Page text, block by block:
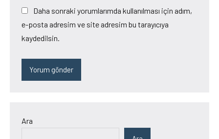
Daha sonraki yorumlarımda kullanılması için adım,
e-posta adresim ve site adresim bu tarayıcıya
kaydedilsin.
Ara